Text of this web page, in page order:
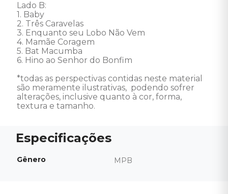
Lado B:
1. Baby
2. Três Caravelas
3. Enquanto seu Lobo Não Vem
4. Mamãe Coragem
5. Bat Macumba
6. Hino ao Senhor do Bonfim
*todas as perspectivas contidas neste material
são meramente ilustrativas,  podendo sofrer
alterações, inclusive quanto à cor, forma,
textura e tamanho.
Gênero MPB